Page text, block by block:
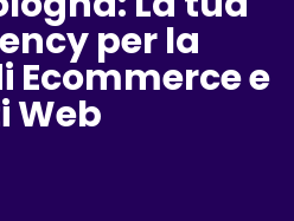
per la
Ecommerce e
Web